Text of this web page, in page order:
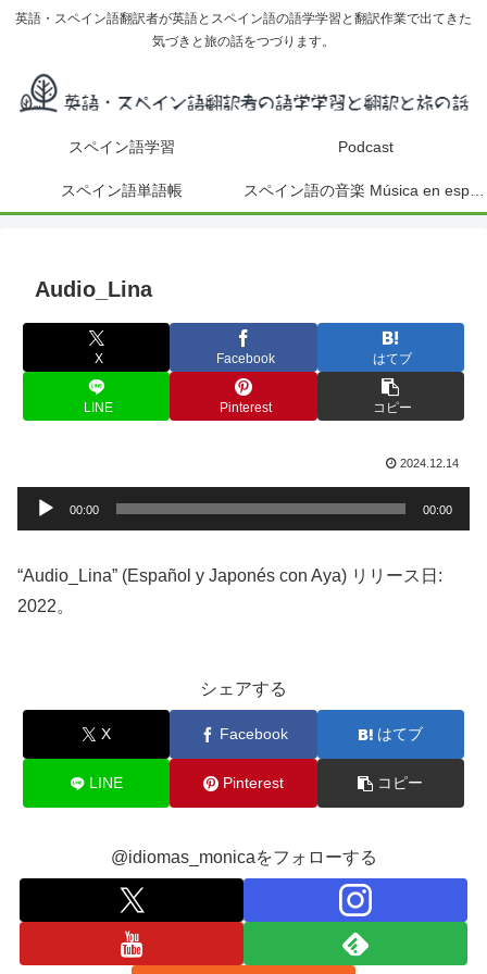
英語・スペイン語翻訳者が英語とスペイン語の語学学習と翻訳作業で出てきた
気づきと旅の話をつづります。
スペイン語学習 Podcast
スペイン語単語帳
Audio_Lina
X Facebook はてブ
LINE Pinterest コピー
2024.12.14
声
00:00 00:00
“Audio_Lina” (Español y Japonés con Aya) リリース日:
2022。
シェアする
X Facebook はてブ
LINE Pinterest コピー
@idiomas_monicaをフォローする